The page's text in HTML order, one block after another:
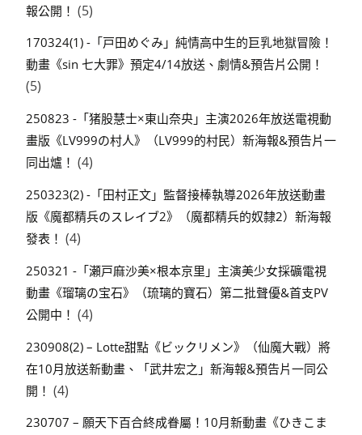
報公開！ (5)
170324(1) -「戸田めぐみ」純情高中生的巨乳地獄冒險！
動畫《sin 七大罪》預定4/14放送、劇情&預告片公開！
(5)
250823 -「猪股慧士×東山奈央」主演2026年放送電視動
畫版《LV999の村人》（LV999的村民）新海報&預告片一
同出爐！ (4)
250323(2) -「田村正文」監督接棒執導2026年放送動畫
版《魔都精兵のスレイブ2》（魔都精兵的奴隸2）新海報
發表！ (4)
250321 -「瀬戸麻沙美×根本京里」主演美少女採礦電視
動畫《瑠璃の宝石》（琉璃的寶石）第二批聲優&首支PV
公開中！ (4)
230908(2) – Lotte甜點《ビックリメン》（仙魔大戰）將
在10月放送新動畫、「武井宏之」新海報&預告片一同公
開！ (4)
230707 – 願天下百合終成眷屬！10月新動畫《ひきこま